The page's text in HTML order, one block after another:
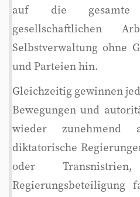
auf die gesamte
gesellschaftlichen
Selbstverwaltung ohne
und Parteien hin.
Gleichzeitig gewinnen
Bewegungen und
wieder zunehmend
diktatorische
oder
Regierungsbeteiligung